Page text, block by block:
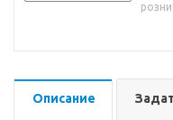
Описание